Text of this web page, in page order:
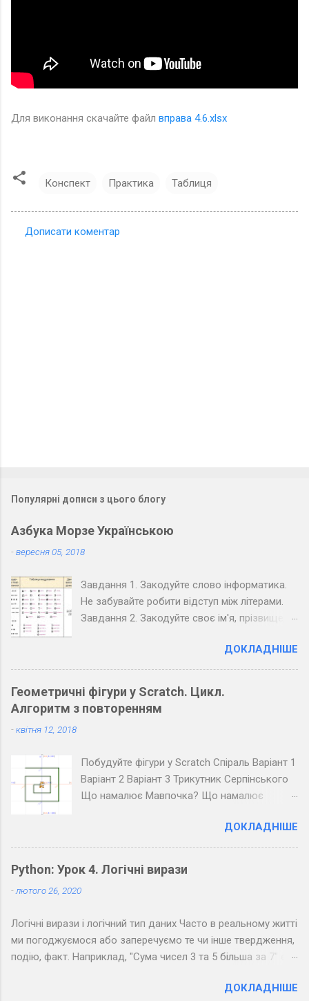
Для виконання скачайте файл вправа 4.6.xlsx
Конспект Практика Таблиця
Дописати коментар
Популярні дописи з цього блогу
Азбука Морзе Українською
-вересня 05, 2018
Завдання 1. Закодуйте слово інформатика.
Не забувайте робити відступ між літерами.
Завдання 2. Закодуйте своє ім'я, прізвище,
3. Закодуйте повідомлення, обміняйтеся
зошитами зі своїм товаришем по парті та
розкодуйте повідомлення товариша.
Запишіть розкодоване повідомлення.
Завдання 4. Закодуйте повідомлення для
паузи між буквами, ще довші між словами).
Розкодуйте повідомлення своїх товаришів.
ДОКЛАДНІШЕ
Геометричні фігури у Scratch. Цикл.
Алгоритм з повторенням
-квітня 12, 2018
Побудуйте фігури у Scratch Спіраль Варіант 1
Варіант 2 Варіант 3 Трикутник Серпінського
Що намалює Мавпочка? Що намалює
ДОКЛАДНІШЕ
Python: Урок 4. Логічні вирази
- лютого 26, 2020
Логічні вирази і логічний тип даних Часто в реальному житті
ми погоджуємося або заперечуємо те чи інше твердження,
подію, факт. Наприклад, "Сума чисел 3 та 5 більша за 7" є
хибним. Можна помітити, що з точки зору логіки подібні
ДОКЛАДНІШЕ